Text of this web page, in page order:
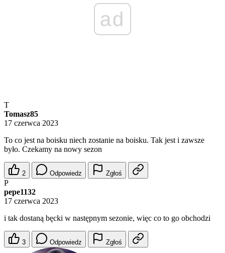
ad
T
Tomasz85
17 czerwca 2023
To co jest na boisku niech zostanie na boisku. Tak jest i zawsze
było. Czekamy na nowy sezon
2 Odpowiedz Zgłoś
P
pepe1132
17 czerwca 2023
i tak dostaną bęcki w następnym sezonie, więc co to go obchodzi
3 Odpowiedz Zgłoś